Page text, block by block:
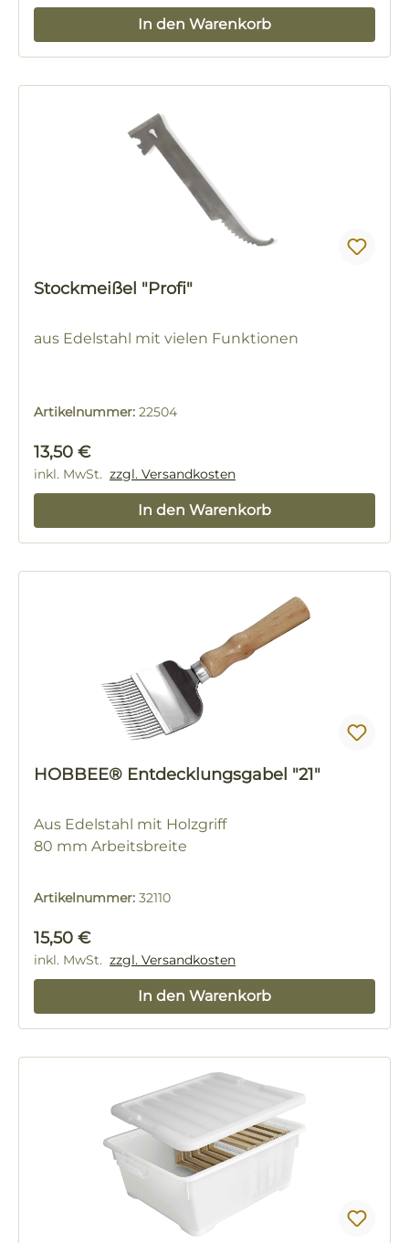
In den Warenkorb
Stockmeißel "Profi"
aus Edelstahl mit vielen Funktionen
Artikelnummer: 22504
Regulärer Preis:
13,50 €
inkl. MwSt. zzgl. Versandkosten
In den Warenkorb
HOBBEE® Entdecklungsgabel "21"
Aus Edelstahl mit Holzgriff
80 mm Arbeitsbreite
Artikelnummer: 32110
Regulärer Preis:
15,50 €
inkl. MwSt. zzgl. Versandkosten
In den Warenkorb